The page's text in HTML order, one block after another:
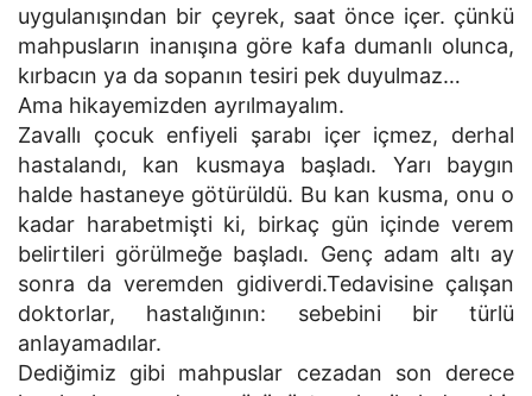
uygulanışından bir çeyrek, saat önce içer. çünkü
mahpusların inanışına göre kafa dumanlı olunca,
kırbacın ya da sopanın tesiri pek duyulmaz…
Ama hikayemizden ayrılmayalım.
Zavallı çocuk enfiyeli şarabı içer içmez, derhal
hastalandı, kan kusmaya başladı. Yarı baygın
halde hastaneye götürüldü. Bu kan kusma, onu o
kadar harabetmişti ki, birkaç gün içinde verem
belirtileri görülmeğe başladı. Genç adam altı ay
sonra da veremden gidiverdi.Tedavisine çalışan
doktorlar, hastalığının: sebebini bir türlü
anlayamadılar.
Dediğimiz gibi mahpuslar cezadan son derece